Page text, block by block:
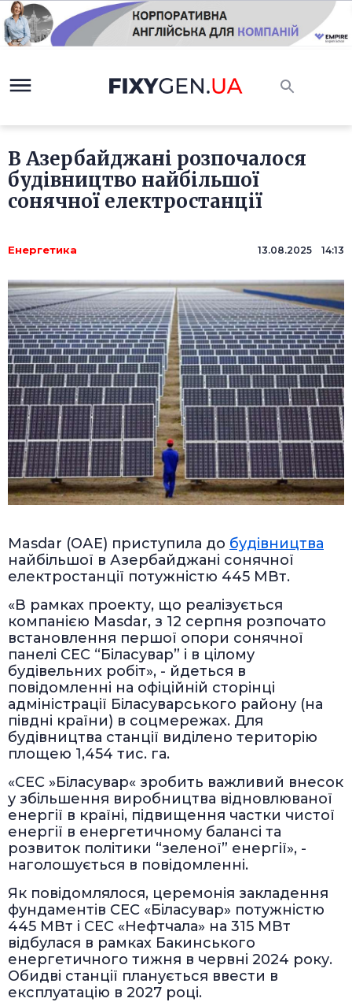
В Азербайджані розпочалося
будівництво найбільшої
сонячної електростанції
Енергетика 13.08.2025 14:13
Masdar (ОАЕ) приступила до будівництва
найбільшої в Азербайджані сонячної
електростанції потужністю 445 МВт.
«В рамках проекту, що реалізується
компанією Masdar, з 12 серпня розпочато
встановлення першої опори сонячної
панелі СЕС “Біласувар” і в цілому
будівельних робіт», - йдеться в
повідомленні на офіційній сторінці
адміністрації Біласуварського району (на
півдні країни) в соцмережах. Для
будівництва станції виділено територію
площею 1,454 тис. га.
«СЕС »Біласувар« зробить важливий внесок
у збільшення виробництва відновлюваної
енергії в країні, підвищення частки чистої
енергії в енергетичному балансі та
розвиток політики “зеленої” енергії», -
наголошується в повідомленні.
Як повідомлялося, церемонія закладення
фундаментів СЕС «Біласувар» потужністю
445 МВт і СЕС «Нефтчала» на 315 МВт
відбулася в рамках Бакинського
енергетичного тижня в червні 2024 року.
Обидві станції планується ввести в
експлуатацію в 2027 році.